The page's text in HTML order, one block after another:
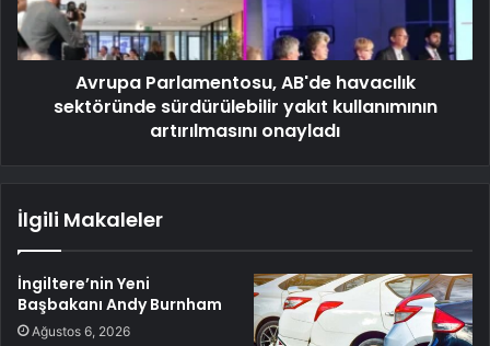
Avrupa Parlamentosu, AB'de havacılık
sektöründe sürdürülebilir yakıt kullanımının
artırılmasını onayladı
İlgili Makaleler
İngiltere’nin Yeni
Başbakanı Andy Burnham
Ağustos 6, 2026